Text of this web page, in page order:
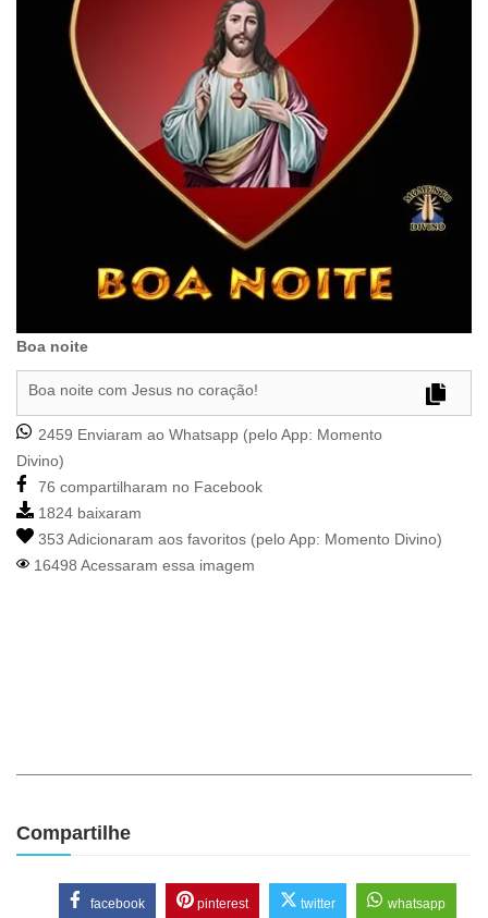
Boa noite
Boa noite com Jesus no coração!
2459 Enviaram ao Whatsapp (pelo App: Momento
Divino)
76 compartilharam no Facebook
1824 baixaram
353 Adicionaram aos favoritos (pelo App: Momento Divino)
16498 Acessaram essa imagem
Compartilhe
facebook pinterest twitter whatsapp